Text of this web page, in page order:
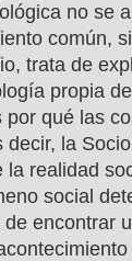
no se
común,
trata de
propia
por qué las
decir, la
la realidad
social
encontrar